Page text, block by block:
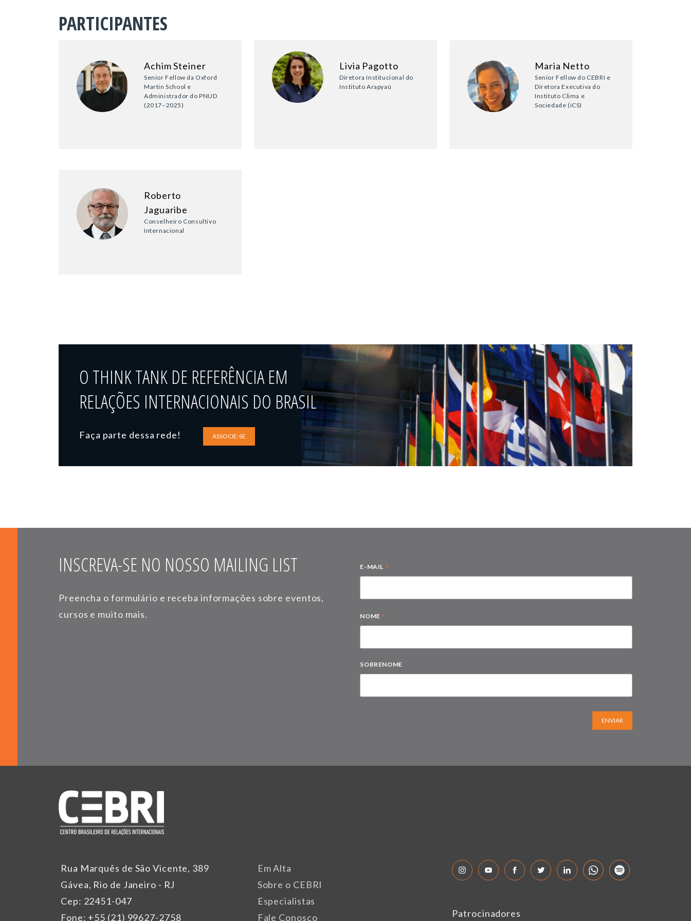
PARTICIPANTES
Achim Steiner
Senior Fellow da Oxford
Martin School e
Administrador do PNUD
(2017–2025)
Livia Pagotto
Diretora Institucional do
Instituto Arapyaú
Maria Netto
Senior Fellow do CEBRI e
Diretora Executiva do
Instituto Clima e
Sociedade (iCS)
Roberto
Jaguaribe
Conselheiro Consultivo
Internacional
O THINK TANK DE REFERÊNCIA EM
RELAÇÕES INTERNACIONAIS DO BRASIL
Faça parte dessa rede! ASSOCIE-SE
INSCREVA-SE NO NOSSO MAILING LIST
Preencha o formulário e receba informações sobre eventos,
cursos e muito mais.
E-MAIL *
NOME *
SOBRENOME
ENVIAR
Rua Marquês de São Vicente, 389
Gávea, Rio de Janeiro - RJ
Cep: 22451-047
Fone: +55 (21) 99627-2758
Em Alta
Sobre o CEBRI
Especialistas
Fale Conosco
Patrocinadores